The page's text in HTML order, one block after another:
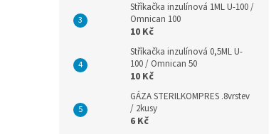
Stříkačka inzulínová 1ML U-100 /
Omnican 100
10 Kč
Stříkačka inzulínová 0,5ML U-
100 / Omnican 50
10 Kč
GÁZA STERILKOMPRES .8vrstev
/ 2kusy
6 Kč